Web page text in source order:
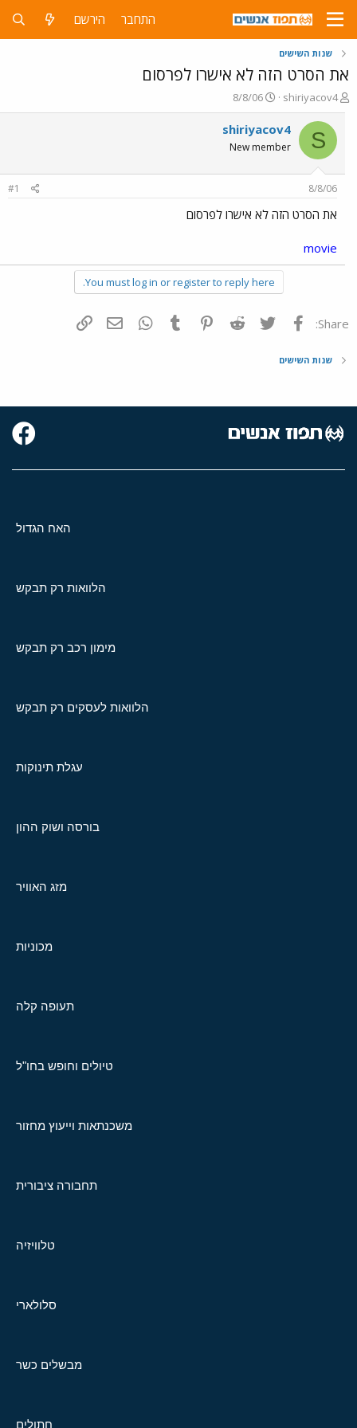
התחבר הירשם
שנות השישים
את הסרט הזה לא אישרו לפרסום
פ
ו
ת
ח
ה
ו
ש
א
shiriyacov4
פ
ו
ר
ם
ר
8/8/06
S
shiriyacov4
New member
8/8/06
#1
את הסרט הזה לא אישרו לפרסום
movie
You must log in or register to reply here.
Share: פייסבוק Twitter
Reddit
Pinterest
Tumblr
WhatsAppדואר אלקטרוני
שנות השישים
האח הגדול
הלוואות רק תבקש
מימון רכב רק תבקש
הלוואות לעסקים רק תבקש
עגלת תינוקות
בורסה ושוק ההון
מזג האוויר
מכוניות
תעופה קלה
טיולים וחופש בחו"ל
משכנתאות וייעוץ מחזור
תחבורה ציבורית
טלוויזיה
סלולארי
מבשלים כשר
חתולים